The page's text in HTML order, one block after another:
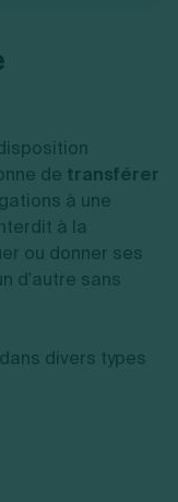
de transférer
à une
à la
ou donner ses
d'autre sans
divers types